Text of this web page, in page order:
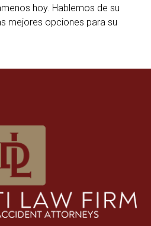
hoy. Hablemos de su
mejores opciones para su